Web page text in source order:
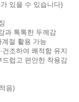
있을 수 있습니다)
과 톡톡한 두께감
절 활용 가능
조하여 쾌적함 유지
럽고 편안한 착용감
음)